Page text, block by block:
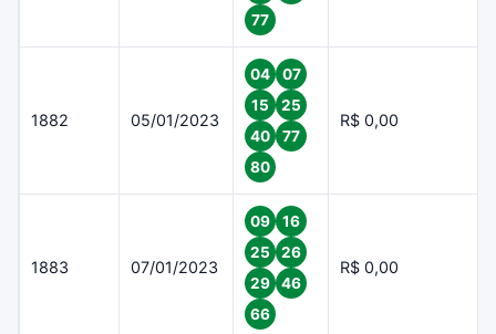
77
1882 05/01/2023
04
07
15
25
40
77
80
R$ 0,00
1883 07/01/2023
09
16
25
26
29
46
66
R$ 0,00